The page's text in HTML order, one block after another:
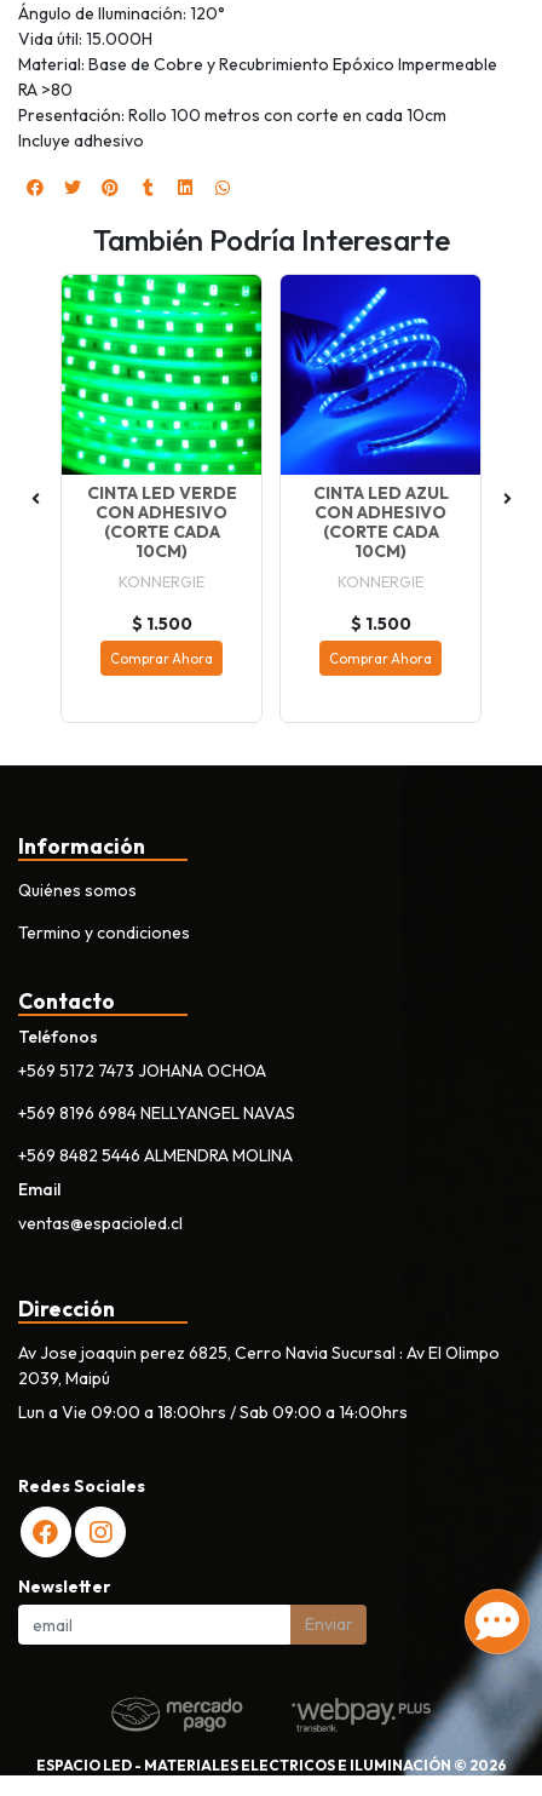
Ángulo de Iluminación: 120°
Vida útil: 15.000H
Material: Base de Cobre y Recubrimiento Epóxico Impermeable
RA >80
Presentación: Rollo 100 metros con corte en cada 10cm
Incluye adhesivo
También Podría Interesarte
CINTA LED VERDE
CON ADHESIVO
(CORTE CADA
10CM)
KONNERGIE
$ 1.500
Comprar Ahora
CINTA LED AZUL
CON ADHESIVO
(CORTE CADA
10CM)
KONNERGIE
$ 1.500
Comprar Ahora
Información
Quiénes somos
Termino y condiciones
Contacto
Teléfonos
+569 5172 7473 JOHANA OCHOA
+569 8196 6984 NELLYANGEL NAVAS
+569 8482 5446 ALMENDRA MOLINA
Email
ventas@espacioled.cl
Dirección
Av Jose joaquin perez 6825, Cerro Navia Sucursal : Av El Olimpo
2039, Maipú
Lun a Vie 09:00 a 18:00hrs / Sab 09:00 a 14:00hrs
Redes Sociales
Newsletter
Enviar
ESPACIO LED - MATERIALES ELECTRICOS E ILUMINACIÓN © 2026